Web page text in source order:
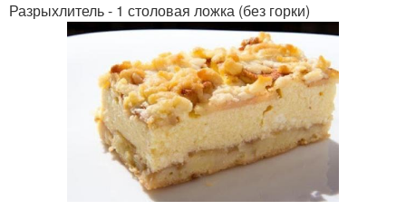
Разрыхлитель - 1 столовая ложка (без горки)